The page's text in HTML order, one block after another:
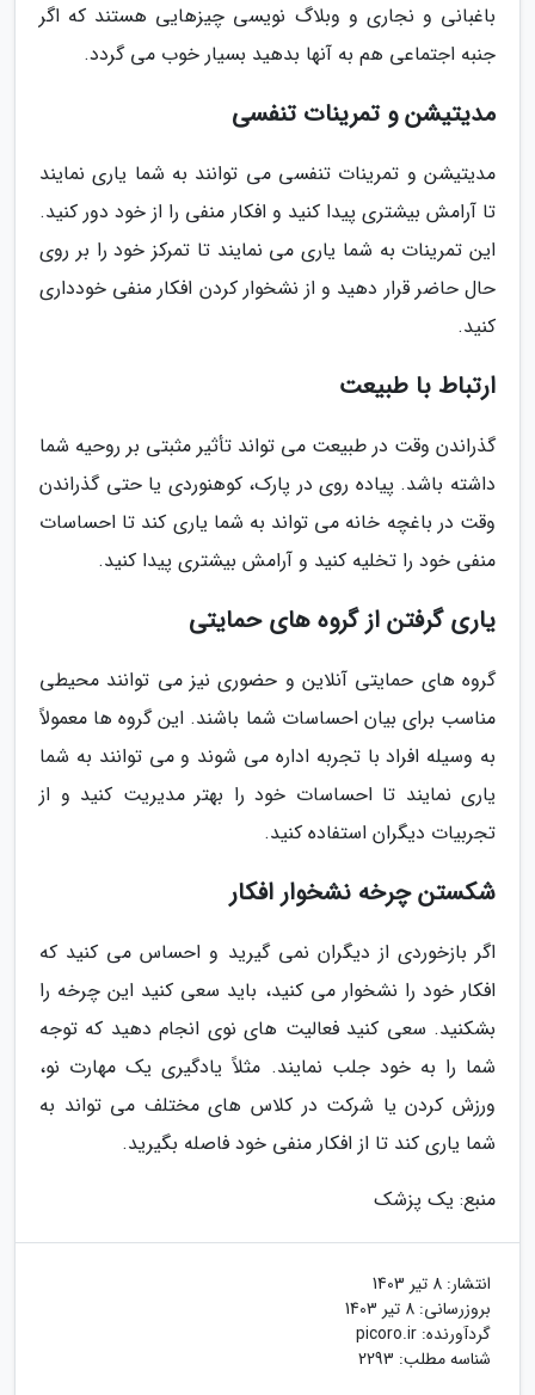
باغبانی و نجاری و وبلاگ نویسی چیزهایی هستند که اگر
جنبه اجتماعی هم به آنها بدهید بسیار خوب می گردد.
مدیتیشن و تمرینات تنفسی
مدیتیشن و تمرینات تنفسی می توانند به شما یاری نمایند
تا آرامش بیشتری پیدا کنید و افکار منفی را از خود دور کنید.
این تمرینات به شما یاری می نمایند تا تمرکز خود را بر روی
حال حاضر قرار دهید و از نشخوار کردن افکار منفی خودداری
کنید.
ارتباط با طبیعت
گذراندن وقت در طبیعت می تواند تأثیر مثبتی بر روحیه شما
داشته باشد. پیاده روی در پارک، کوهنوردی یا حتی گذراندن
وقت در باغچه خانه می تواند به شما یاری کند تا احساسات
منفی خود را تخلیه کنید و آرامش بیشتری پیدا کنید.
یاری گرفتن از گروه های حمایتی
گروه های حمایتی آنلاین و حضوری نیز می توانند محیطی
مناسب برای بیان احساسات شما باشند. این گروه ها معمولاً
به وسیله افراد با تجربه اداره می شوند و می توانند به شما
یاری نمایند تا احساسات خود را بهتر مدیریت کنید و از
تجربیات دیگران استفاده کنید.
شکستن چرخه نشخوار افکار
اگر بازخوردی از دیگران نمی گیرید و احساس می کنید که
افکار خود را نشخوار می کنید، باید سعی کنید این چرخه را
بشکنید. سعی کنید فعالیت های نوی انجام دهید که توجه
شما را به خود جلب نمایند. مثلاً یادگیری یک مهارت نو،
ورزش کردن یا شرکت در کلاس های مختلف می تواند به
شما یاری کند تا از افکار منفی خود فاصله بگیرید.
منبع: یک پزشک
انتشار: 8 تیر 1403
بروزرسانی: 8 تیر 1403
گردآورنده: picoro.ir
شناسه مطلب: 2293